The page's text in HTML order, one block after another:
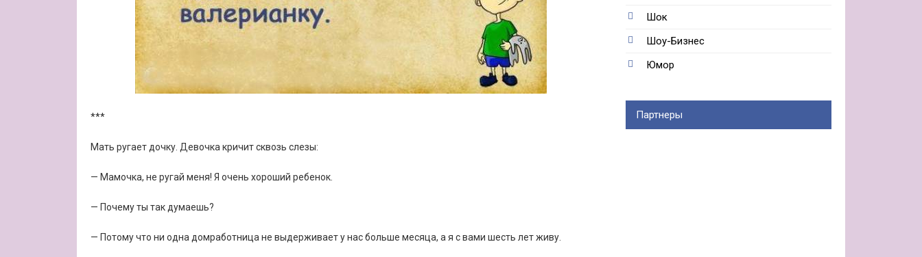
***
Мать ругает дочку. Девочка кричит сквозь слезы:
— Мамочка, не ругай меня! Я очень хороший ребенок.
— Почему ты так думаешь?
— Потому что ни одна домработница не выдерживает у нас больше месяца, а я с вами шесть лет живу.
Шок
Шоу-Бизнес
Юмор
Партнеры